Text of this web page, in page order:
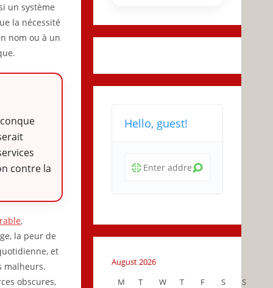
un système
la nécessité
nom ou à un
contre la
,
la peur de
et
malheurs.
obscures,
Hello, guest!
August 2026
M
T W T F S S